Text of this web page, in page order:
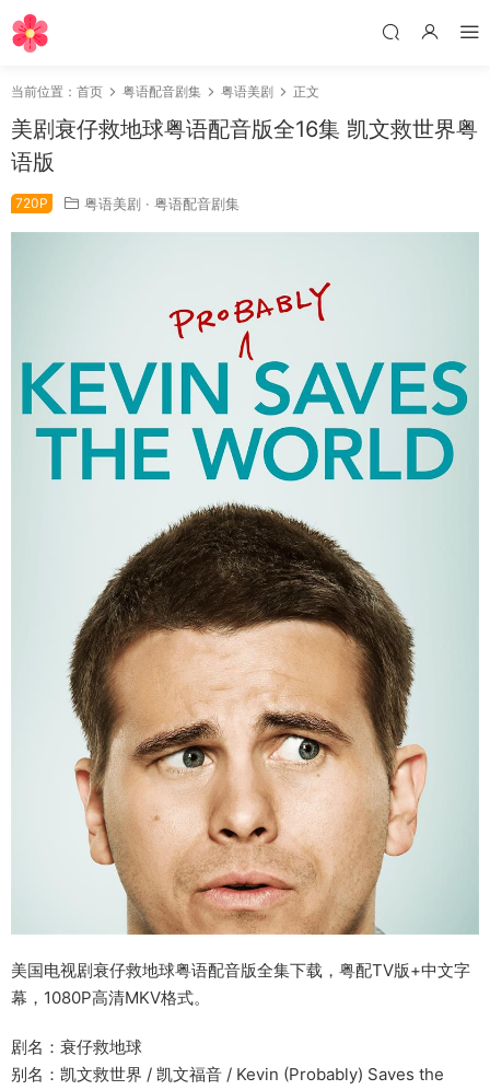
当前位置： 首页 粤语配音剧集 粤语美剧 正文
美剧衰仔救地球粤语配音版全16集 凯文救世界粤
语版
720P 粤语美剧 · 粤语配音剧集
美国电视剧衰仔救地球粤语配音版全集下载，粤配TV版+中文字
幕，1080P高清MKV格式。
剧名：衰仔救地球
别名：凯文救世界 / 凯文福音 / Kevin (Probably) Saves the